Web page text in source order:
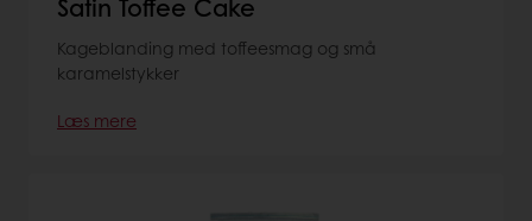
Satin Toffee Cake
Kageblanding med toffeesmag og små
karamelstykker
Læs mere